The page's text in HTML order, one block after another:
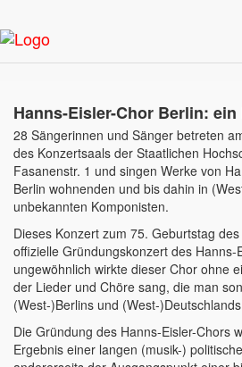
Hanns-Eisler-Chor Berlin:
28 Sängerinnen und Sänger betreten
des Konzertsaals der Staatlichen
Fasanenstr. 1 und singen Werke von
Berlin wohnenden und bis dahin in
unbekannten Komponisten.
Dieses Konzert zum 75. Geburtstag
offizielle Gründungskonzert des Hanns-
ungewöhnlich wirkte dieser Chor ohne
der Lieder und Chöre sang, die man
(West-)Berlins und (West-
Die Gründung des Hanns-Eisler-Chors
Ergebnis einer langen (musik-)